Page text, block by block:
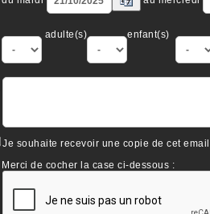
adulte(s) enfant(s)
Je souhaite recevoir une copie de cet email
Merci de cocher la case ci-dessous :